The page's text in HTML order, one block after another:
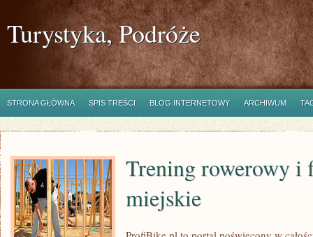
Turystyka, Podróże
STRONA GŁÓWNA SPIS TREŚCI BLOG INTERNETOWY ARCHIWUM
Trening rowerowy i
miejskie